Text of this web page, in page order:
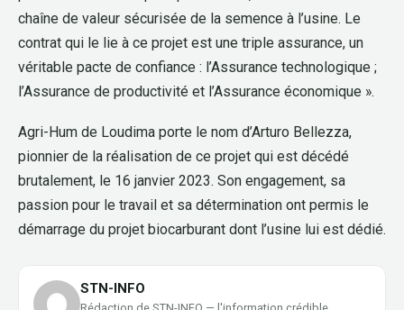
chaîne de valeur sécurisée de la semence à l’usine. Le
contrat qui le lie à ce projet est une triple assurance, un
véritable pacte de confiance : l’Assurance technologique ;
l’Assurance de productivité et l’Assurance économique ».
Agri-Hum de Loudima porte le nom d’Arturo Bellezza,
pionnier de la réalisation de ce projet qui est décédé
brutalement, le 16 janvier 2023. Son engagement, sa
passion pour le travail et sa détermination ont permis le
démarrage du projet biocarburant dont l’usine lui est dédié.
STN-INFO